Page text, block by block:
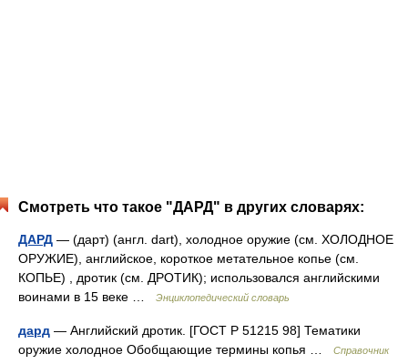
Смотреть что такое "ДАРД" в других словарях:
ДАРД — (дарт) (англ. dart), холодное оружие (см. ХОЛОДНОЕ
ОРУЖИЕ), английское, короткое метательное копье (см.
КОПЬЕ) , дротик (см. ДРОТИК); использовался английскими
воинами в 15 веке …
Энциклопедический словарь
дард — Английский дротик. [ГОСТ Р 51215 98] Тематики
оружие холодное Обобщающие термины копья …
Справочник